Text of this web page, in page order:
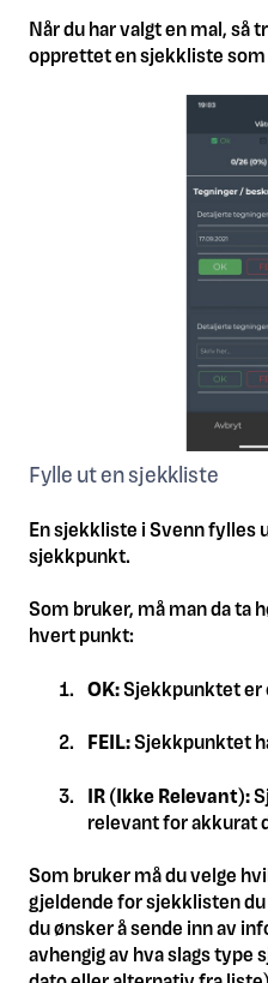
Når du har valgt en mal, så
opprettet en sjekkliste som
Fylle ut en sjekkliste
En sjekkliste i Svenn fylles
sjekkpunkt.
Som bruker, må man da ta
hvert punkt:
OK:Sjekkpunktet er
FEIL:Sjekkpunktet
IR (Ikke Relevant):
relevant for akkurat
Som bruker må du velge
gjeldende for sjekklisten
du ønsker å sende inn av
avhengig av hva slags